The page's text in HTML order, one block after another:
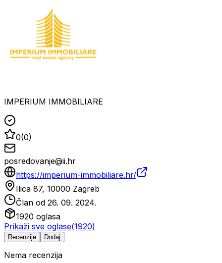
IMPERIUM IMMOBILIARE
0(0)
posredovanje@ii.hr
https://imperium-immobiliare.hr/
Ilica 87, 10000 Zagreb
Član od 26. 09. 2024.
1920 oglasa
Prikaži sve oglase(1920)
Recenzije Dodaj
Nema recenzija